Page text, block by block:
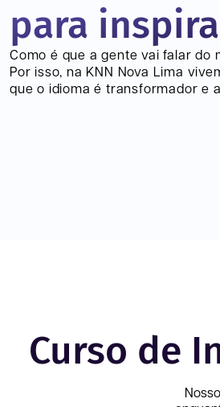
para
Como é que a gente vai falar do
Por isso, na KNN Nova Lima
que o idioma é transformador e
Curso de